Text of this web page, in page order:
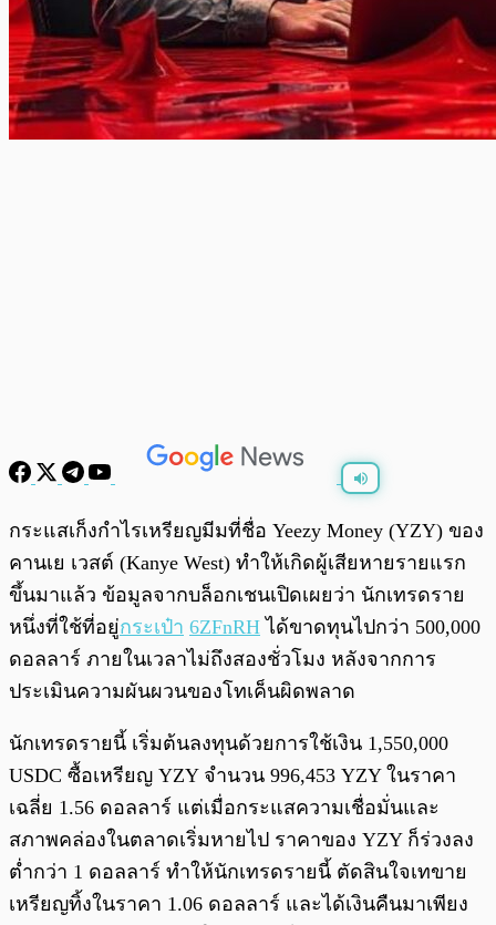
พร้อมเล่น
กระแสเก็งกำไรเหรียญมีมที่ชื่อ Yeezy Money (YZY) ของ
คานเย เวสต์ (Kanye West) ทำให้เกิดผู้เสียหายรายแรก
ขึ้นมาแล้ว ข้อมูลจากบล็อกเชนเปิดเผยว่า นักเทรดราย
หนึ่งที่ใช้ที่อยู่กระเป๋า 6ZFnRH ได้ขาดทุนไปกว่า 500,000
ดอลลาร์ ภายในเวลาไม่ถึงสองชั่วโมง หลังจากการ
ประเมินความผันผวนของโทเค็นผิดพลาด
นักเทรดรายนี้ เริ่มต้นลงทุนด้วยการใช้เงิน 1,550,000
USDC ซื้อเหรียญ YZY จำนวน 996,453 YZY ในราคา
เฉลี่ย 1.56 ดอลลาร์ แต่เมื่อกระแสความเชื่อมั่นและ
สภาพคล่องในตลาดเริ่มหายไป ราคาของ YZY ก็ร่วงลง
ต่ำกว่า 1 ดอลลาร์ ทำให้นักเทรดรายนี้ ตัดสินใจเทขาย
เหรียญทิ้งในราคา 1.06 ดอลลาร์ และได้เงินคืนมาเพียง